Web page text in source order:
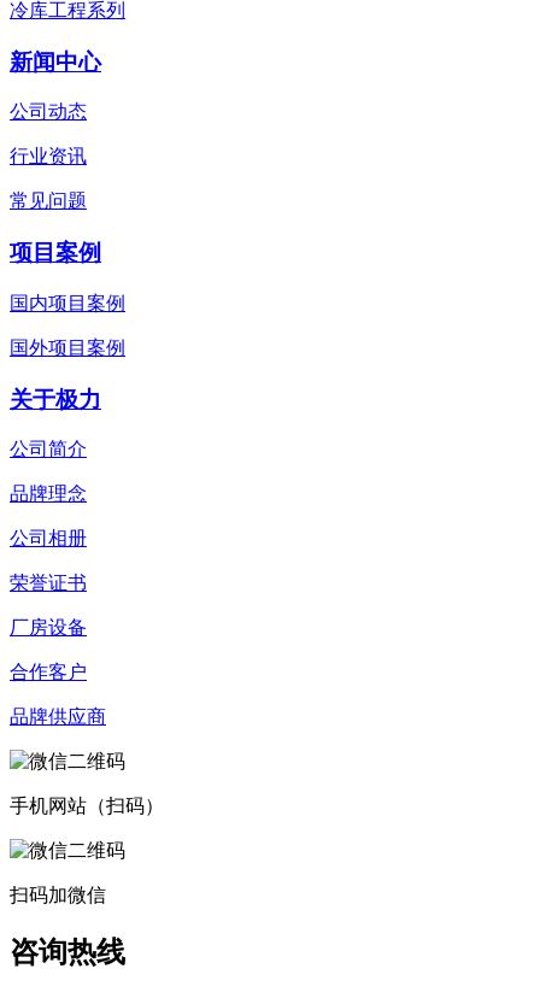
冷库工程系列
新闻中心
公司动态
行业资讯
常见问题
项目案例
国内项目案例
国外项目案例
关于极力
公司简介
品牌理念
公司相册
荣誉证书
厂房设备
合作客户
品牌供应商
手机网站（扫码）
扫码加微信
咨询热线